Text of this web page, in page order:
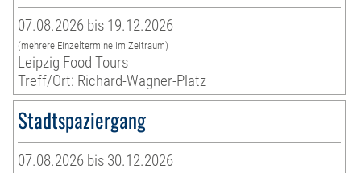
07.08.2026 bis 19.12.2026
(mehrere Einzeltermine im Zeitraum)
Leipzig Food Tours
Treff/Ort: Richard-Wagner-Platz
Stadtspaziergang
07.08.2026 bis 30.12.2026